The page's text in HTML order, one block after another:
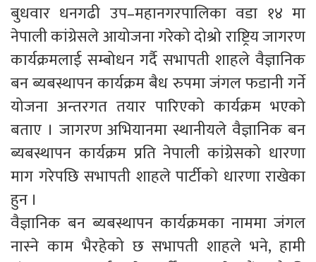
बुधवार धनगढी उप–महानगरपालिका वडा १४ मा
नेपाली कांग्रेसले आयोजना गरेको दोश्रो राष्ट्रिय जागरण
कार्यक्रमलाई सम्बोधन गर्दै सभापती शाहले वैज्ञानिक
बन ब्यबस्थापन कार्यक्रम बैध रुपमा जंगल फडानी गर्ने
योजना अन्तरगत तयार पारिएको कार्यक्रम भएको
बताए । जागरण अभियानमा स्थानीयले वैज्ञानिक बन
ब्यबस्थापन कार्यक्रम प्रति नेपाली कांग्रेसको धारणा
माग गरेपछि सभापती शाहले पार्टीको धारणा राखेका
हुन ।
वैज्ञानिक बन ब्यबस्थापन कार्यक्रमका नाममा जंगल
नास्ने काम भैरहेको छ सभापती शाहले भने, हामी